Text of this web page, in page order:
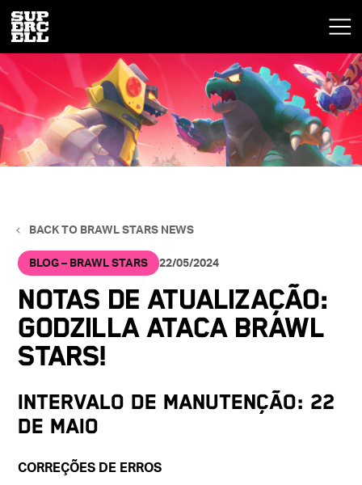
BACK TO BRAWL STARS NEWS
BLOG – BRAWL STARS 22/05/2024
Notas de atualização:
Godzilla ataca Brawl
Stars!
Intervalo de manutenção: 22
de maio
CORREÇÕES DE ERROS